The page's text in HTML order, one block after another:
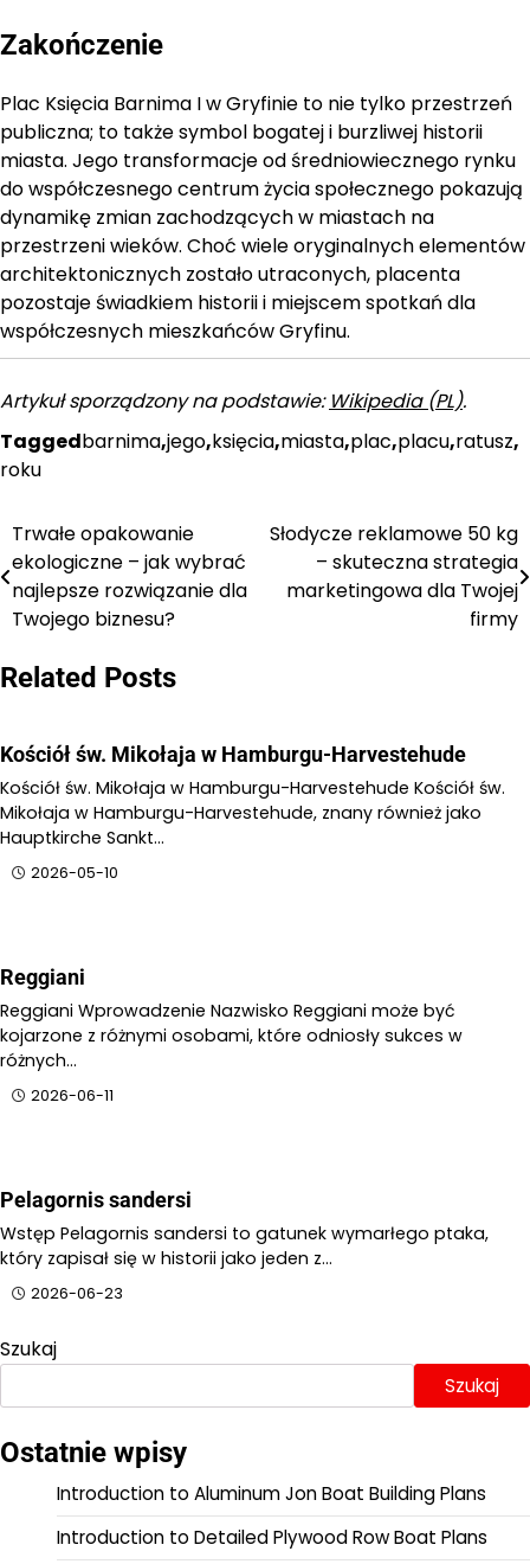
Zakończenie
Plac Księcia Barnima I w Gryfinie to nie tylko przestrzeń
publiczna; to także symbol bogatej i burzliwej historii
miasta. Jego transformacje od średniowiecznego rynku
do współczesnego centrum życia społecznego pokazują
dynamikę zmian zachodzących w miastach na
przestrzeni wieków. Choć wiele oryginalnych elementów
architektonicznych zostało utraconych, placenta
pozostaje świadkiem historii i miejscem spotkań dla
współczesnych mieszkańców Gryfinu.
Artykuł sporządzony na podstawie: Wikipedia (PL).
Taggedbarnima,jego,księcia,miasta,plac,placu,ratusz,
roku
Nawigacja
wpisu
Trwałe opakowanie
ekologiczne – jak wybrać
najlepsze rozwiązanie dla
Twojego biznesu?
Słodycze reklamowe 50 kg
– skuteczna strategia
marketingowa dla Twojej
firmy
Related Posts
Kościół św. Mikołaja w Hamburgu-Harvestehude
Kościół św. Mikołaja w Hamburgu-Harvestehude Kościół św.
Mikołaja w Hamburgu-Harvestehude, znany również jako
Hauptkirche Sankt…
2026-05-10
Reggiani
Reggiani Wprowadzenie Nazwisko Reggiani może być
kojarzone z różnymi osobami, które odniosły sukces w
różnych…
2026-06-11
Pelagornis sandersi
Wstęp Pelagornis sandersi to gatunek wymarłego ptaka,
który zapisał się w historii jako jeden z…
2026-06-23
Szukaj
Szukaj
Ostatnie wpisy
Introduction to Aluminum Jon Boat Building Plans
Introduction to Detailed Plywood Row Boat Plans